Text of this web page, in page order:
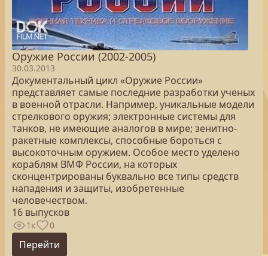
Оружие России (2002-2005)
30.03.2013
Документальный цикл «Оружие России»
представляет самые последние разработки ученых
в военной отрасли. Например, уникальные модели
стрелкового оружия; электронные системы для
танков, не имеющие аналогов в мире; зенитно-
ракетные комплексы, способные бороться с
высокоточным оружием. Особое место уделено
кораблям ВМФ России, на которых
сконцентрированы буквально все типы средств
нападения и защиты, изобретенные
человечеством.
16 выпусков
1к 0
Перейти